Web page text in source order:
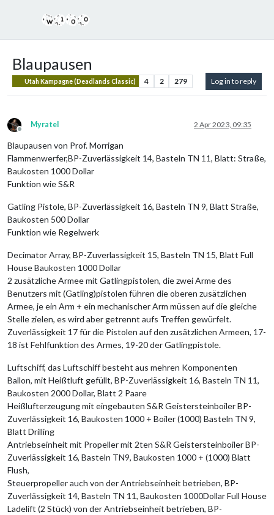
Blaupausen
Utah Kampagne (Deadlands Classic) 4 2 279 Log in to reply
Offline
Myratel 2 Apr 2023, 09:35
Blaupausen von Prof. Morrigan
Flammenwerfer,BP-Zuverlässigkeit 14, Basteln TN 11, Blatt: Straße,
Baukosten 1000 Dollar
Funktion wie S&R
Gatling Pistole, BP-Zuverlässigkeit 16, Basteln TN 9, Blatt Straße,
Baukosten 500 Dollar
Funktion wie Regelwerk
Decimator Array, BP-Zuverlassigkeit 15, Basteln TN 15, Blatt Full
House Baukosten 1000 Dollar
2 zusätzliche Armee mit Gatlingpistolen, die zwei Arme des
Benutzers mit (Gatling)pistolen führen die oberen zusätzlichen
Armee, je ein Arm + ein mechanischer Arm müssen auf die gleiche
Stelle zielen, es wird aber getrennt aufs Treffen gewürfelt.
Zuverlässigkeit 17 für die Pistolen auf den zusätzlichen Armeen, 17-
18 ist Fehlfunktion des Armes, 19-20 der Gatlingpistole.
Luftschiff, das Luftschiff besteht aus mehren Komponenten
Ballon, mit Heißtluft gefüllt, BP-Zuverlässigkeit 16, Basteln TN 11,
Baukosten 2000 Dollar, Blatt 2 Paare
Heißlufterzeugung mit eingebauten S&R Geistersteinboiler BP-
Zuverlässigkeit 16, Baukosten 1000 + Boiler (1000) Basteln TN 9,
Blatt Drilling
Antriebseinheit mit Propeller mit 2ten S&R Geistersteinboiler BP-
Zuverlässigkeit 16, Basteln TN9, Baukosten 1000 + (1000) Blatt
Flush,
Steuerpropeller auch von der Antriebseinheit betrieben, BP-
Zuverlässigkeit 14, Basteln TN 11, Baukosten 1000Dollar Full House
Ladelift (2 Stück) von der Antriebseinheit betrieben, BP-